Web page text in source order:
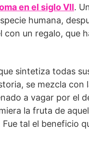
en el siglo VII.
humana,
con un regalo, que
sintetiza todas
se mezcla con
a vagar por el
la fruta de
tal el beneficio